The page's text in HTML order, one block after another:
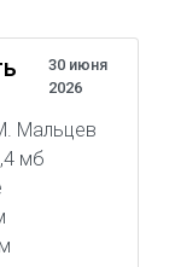
30 июня
2026
Мальцев
мб